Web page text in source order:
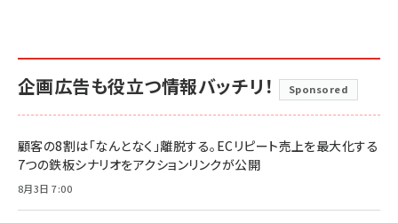
企画広告も役立つ情報バッチリ！ Sponsored
顧客の8割は「なんとなく」離脱する。ECリピート売上を最大化する
7つの鉄板シナリオをアクションリンクが公開
8月3日 7:00